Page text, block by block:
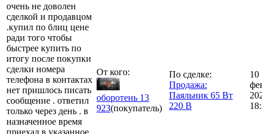
очень не доволен
сделкой и продавцом
.купил по блиц цене
ради того чтобы
быстрее купить по
итогу после покупки
сделки номера
телефона в контактах
нет пришлось писать
сообщение . ответил
только через день . в
назначенное время
приехал в указанное
От кого:
оборотень 13
923(покупатель)
По сделке:
Продажа:
Паяльник 65 Вт
220 В
10